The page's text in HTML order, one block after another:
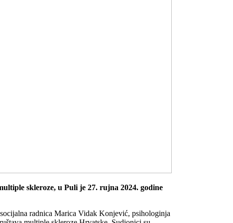
skleroze, u Puli je 27. rujna 2024. godine
radnica Marica Vidak Konjević, psihologinja